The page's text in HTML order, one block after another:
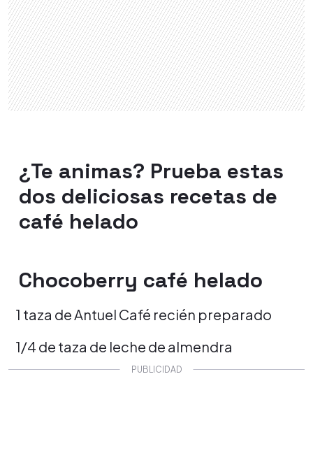
¿Te animas? Prueba estas
dos deliciosas recetas de
café helado
Chocoberry café helado
1 taza de Antuel Café recién preparado
1/4 de taza de leche de almendra